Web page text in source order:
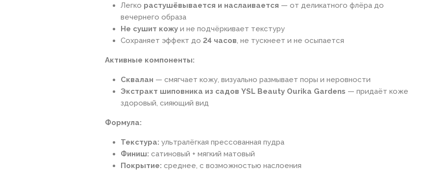
Легко растушёвывается и наслаивается — от деликатного флёра до
вечернего образа
Не сушит кожу и не подчёркивает текстуру
Сохраняет эффект до 24 часов, не тускнеет и не осыпается
Активные компоненты:
Сквалан — смягчает кожу, визуально размывает поры и неровности
Экстракт шиповника из садов YSL Beauty Ourika Gardens — придаёт коже
здоровый, сияющий вид
Формула:
Текстура: ультралёгкая прессованная пудра
Финиш: сатиновый + мягкий матовый
Покрытие: среднее, с возможностью наслоения